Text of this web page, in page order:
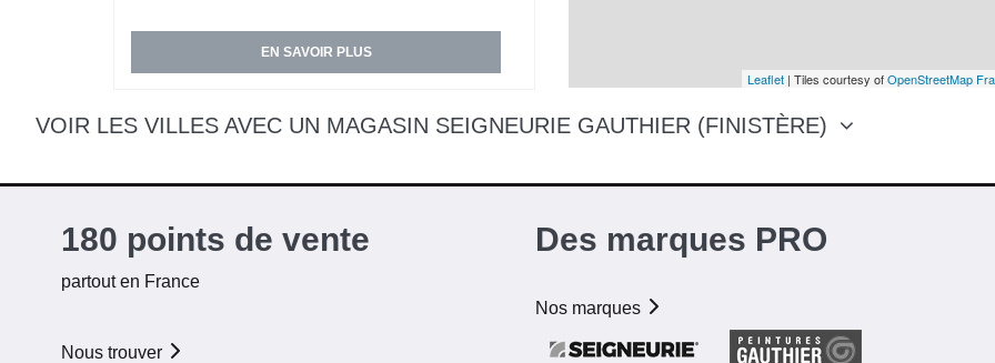
EN SAVOIR PLUS
Leaflet | Tiles courtesy ofOpenStreetMap
VOIR LES VILLES AVEC UN MAGASIN SEIGNEURIE GAUTHIER (FINISTÈRE)
180 points de vente
partout en France
Nous trouver
Des marques PRO
Nos marques